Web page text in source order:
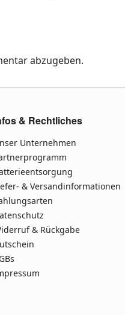
abzugeben.
& Rechtliches
Unternehmen
& Versandinformationen
& Rückgabe